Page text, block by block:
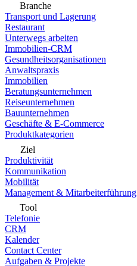
Branche
Transport und Lagerung
Restaurant
Unterwegs arbeiten
Immobilien-CRM
Gesundheitsorganisationen
Anwaltspraxis
Immobilien
Beratungsunternehmen
Reiseunternehmen
Bauunternehmen
Geschäfte & E-Commerce
Produktkategorien
Ziel
Produktivität
Kommunikation
Mobilität
Management & Mitarbeiterführung
Tool
Telefonie
CRM
Kalender
Contact Center
Aufgaben & Projekte